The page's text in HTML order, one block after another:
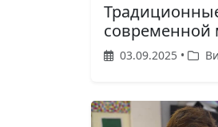
современной
03.09.2025 •